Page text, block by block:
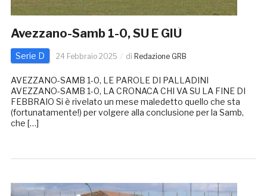
Avezzano-Samb 1-0, SU E GIÙ
Serie D 24 Febbraio 2025 di Redazione GRB
AVEZZANO-SAMB 1-0, LE PAROLE DI PALLADINI
AVEZZANO-SAMB 1-0, LA CRONACA CHI VA SU LA FINE DI
FEBBRAIO Si è rivelato un mese maledetto quello che sta
(fortunatamente!) per volgere alla conclusione per la Samb,
che […]